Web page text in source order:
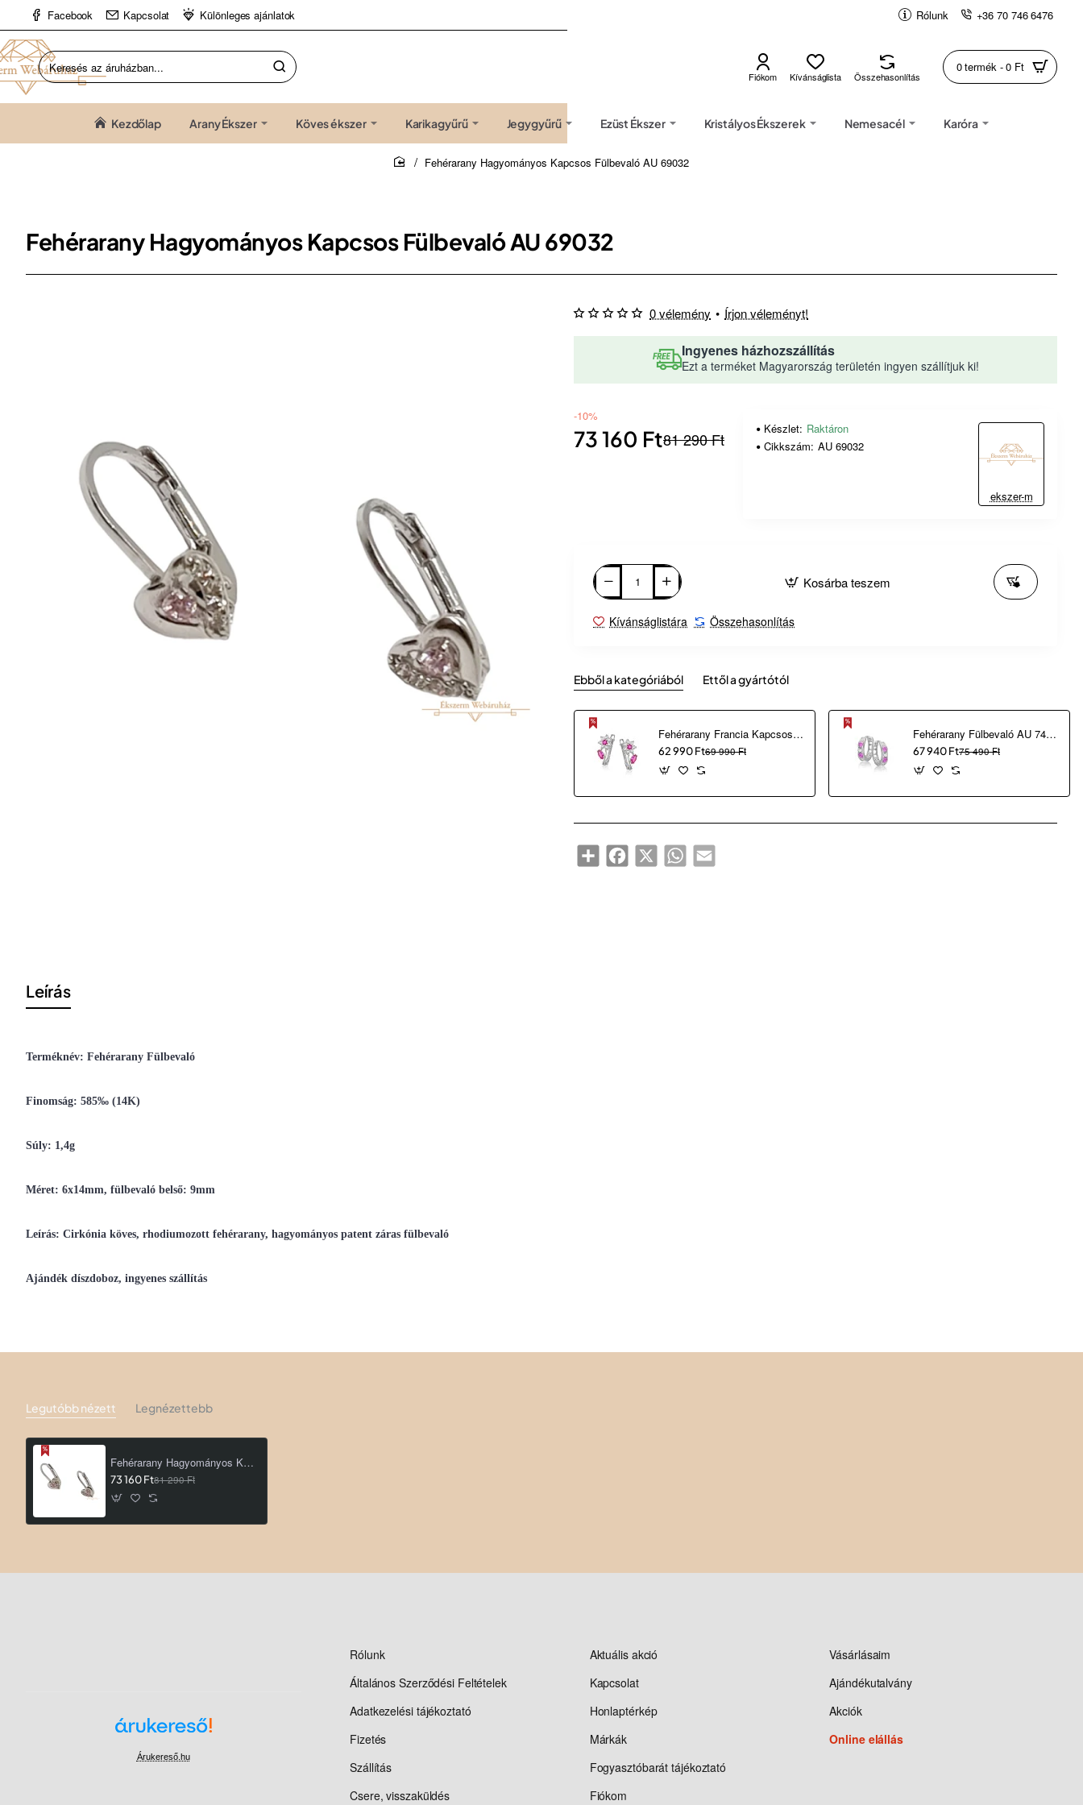
Facebook Kapcsolat Különleges ajánlatok Rólunk +36 70 746 6476
Keresés
az
Fiókom Kívánságlista Összehasonlítás
0 termék - 0 Ft
Kezdőlap Arany Ékszer Köves ékszer Karikagyűrű Jegygyűrű Ezüst Ékszer Kristályos Ékszerek Nemesacél Karóra
Fehérarany Hagyományos Kapcsos Fülbevaló AU 69032
Fehérarany Hagyományos Kapcsos Fülbevaló AU 69032
Ingyenes házhozszállítás
Ezt a terméket Magyarország területén ingyen szállítjuk ki!
0 vélemény • Írjon véleményt!
-10%
73 160 Ft81 290 Ft
Készlet: Raktáron
Cikkszám: AU 69032
ekszer-m
Kosárba teszem
Kívánságlistára Összehasonlítás
Ebből a kategóriából Ettől a gyártótól
Fehérarany Francia Kapcsos Fülbevaló AU 93537
62 990 Ft69 990 Ft
Fehérarany Fülbevaló AU 74678
67 940 Ft75 490 Ft
ShareFacebook
X WhatsAppEmail
Leírás
Terméknév: Fehérarany Fülbevaló
Finomság: 585‰ (14K)
Súly: 1,4g
Méret: 6x14mm, fülbevaló belső: 9mm
Leírás: Cirkónia köves, rhodiumozott fehérarany, hagyományos patent záras fülbevaló
Ajándék díszdoboz, ingyenes szállítás
Legutóbb nézett Legnézettebb
Fehérarany Hagyományos Kapcsos Fülbevaló AU 69032
73 160 Ft81 290 Ft
Árukereső.hu
Rólunk
Általános Szerződési Feltételek
Adatkezelési tájékoztató
Fizetés
Szállítás
Csere, visszaküldés
Aktuális akció
Kapcsolat
Honlaptérkép
Márkák
Fogyasztóbarát tájékoztató
Fiókom
Vásárlásaim
Ajándékutalvány
Akciók
Online elállás